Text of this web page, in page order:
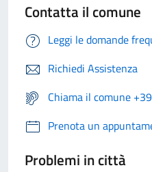
Contatta il comune
Leggi le domande
Richiedi Assistenza
Chiama il comune
Prenota un
Problemi in città